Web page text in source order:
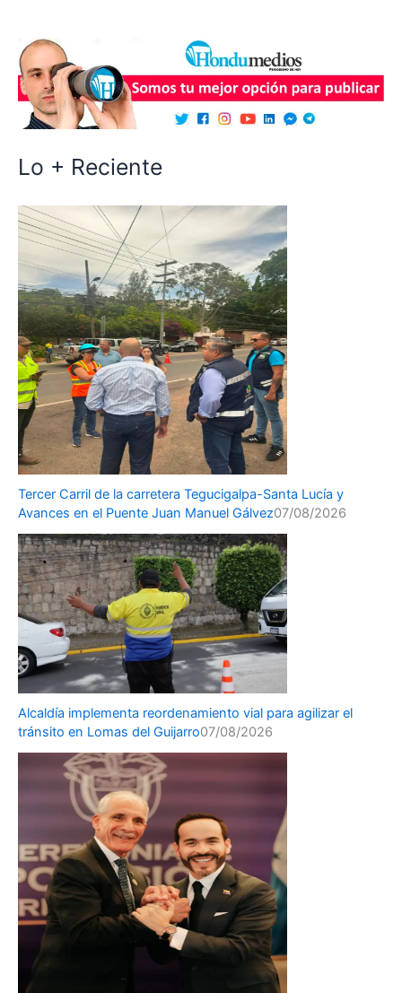
Lo + Reciente
Tercer Carril de la carretera Tegucigalpa-Santa Lucía y
Avances en el Puente Juan Manuel Gálvez07/08/2026
Alcaldía implementa reordenamiento vial para agilizar el
tránsito en Lomas del Guijarro07/08/2026